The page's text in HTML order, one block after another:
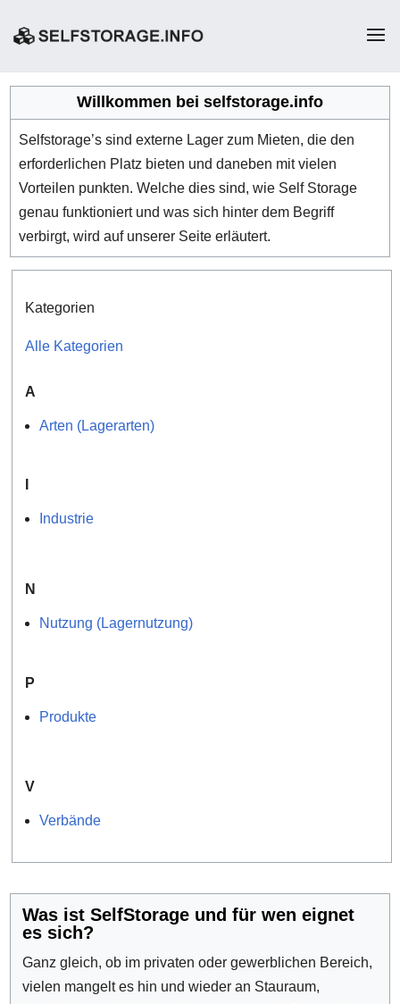
Willkommen bei selfstorage.info
Selfstorage’s sind externe Lager zum Mieten, die den
erforderlichen Platz bieten und daneben mit vielen
Vorteilen punkten. Welche dies sind, wie Self Storage
genau funktioniert und was sich hinter dem Begriff
verbirgt, wird auf unserer Seite erläutert.
Kategorien
Alle Kategorien
A
Arten (Lagerarten)
Industrie
N
Nutzung (Lagernutzung)
P
Produkte
V
Verbände
Was ist SelfStorage und für wen eignet
es sich?
Ganz gleich, ob im privaten oder gewerblichen Bereich,
vielen mangelt es hin und wieder an Stauraum,